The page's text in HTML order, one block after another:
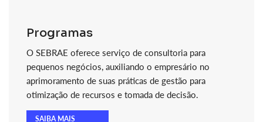
Programas
O SEBRAE oferece serviço de consultoria para
pequenos negócios, auxiliando o empresário no
aprimoramento de suas práticas de gestão para
otimização de recursos e tomada de decisão.
SAIBA MAIS